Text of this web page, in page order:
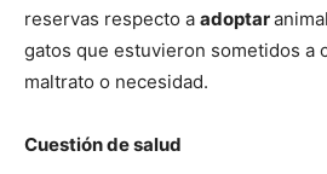
reservas respecto a adoptar
gatos que estuvieron sometidos a
maltrato o necesidad.
Cuestión de salud